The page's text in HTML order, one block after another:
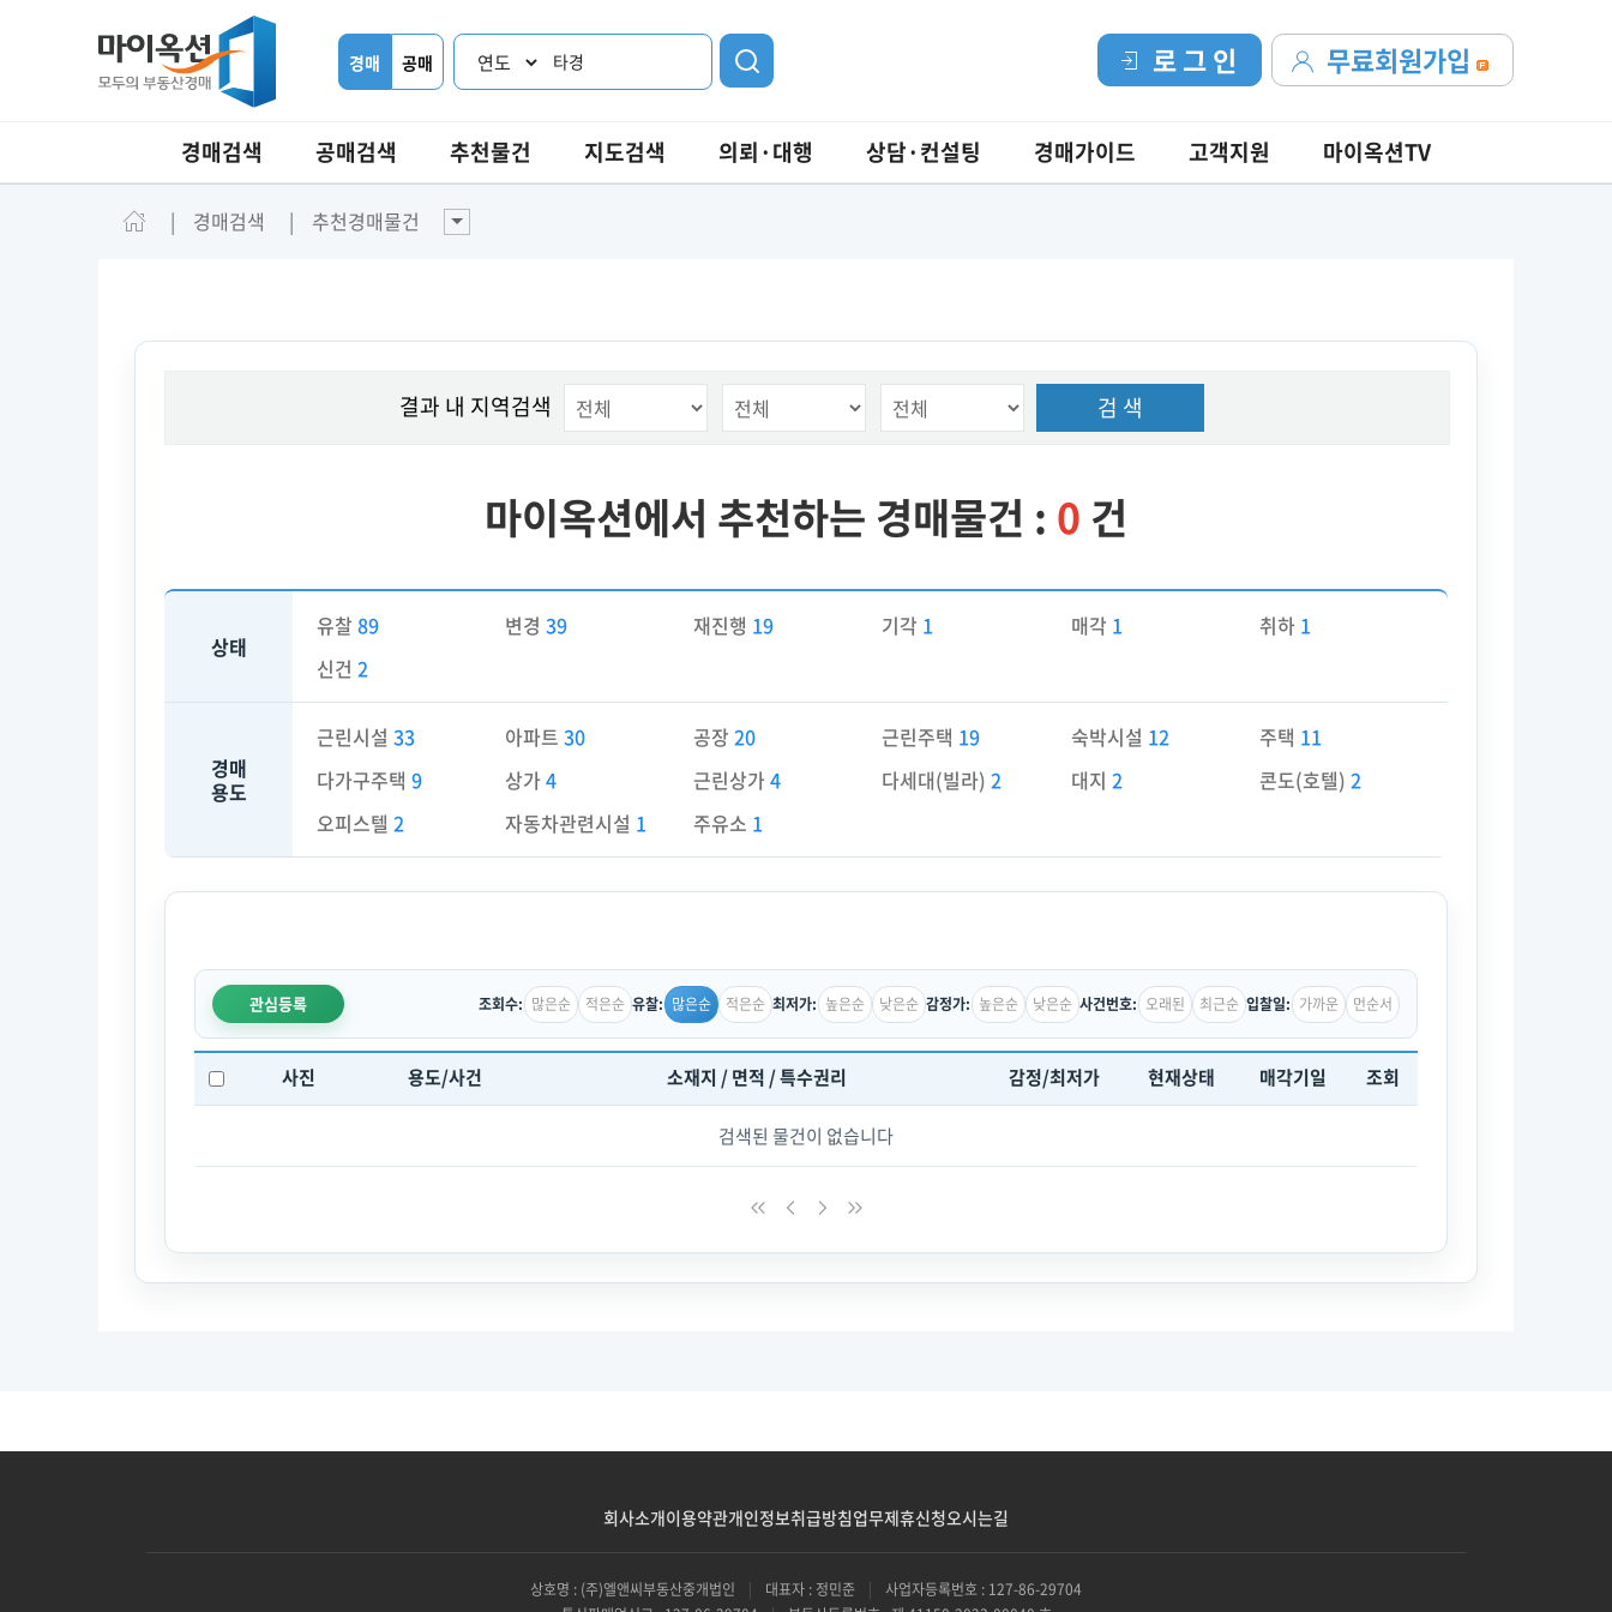
경매 공매 타경 무료회원가입
로 그 인
경매검색 공매검색 추천물건 지도검색 의뢰·대행 상담·컨설팅 경매가이드 고객지원 마이옥션TV
경매검색 추천경매물건
결과 내 지역검색 검 색
마이옥션에서 추천하는 경매물건 : 0 건
상태
유찰 89 변경39 재진행 19 기각 1 매각 1 취하 1
신건 2
경매
용도
근린시설 33 아파트30 공장20 근린주택 19 숙박시설 12 주택 11
다가구주택 9 상가4 근린상가4 다세대(빌라)2 대지 2 콘도(호텔) 2
오피스텔 2 자동차관련시설 1 주유소 1
관심등록 조회수: 많은순 적은순 유찰: 많은순 적은순 최저가: 높은순 낮은순 감정가: 높은순 낮은순 사건번호: 오래된 최근순 입찰일: 가까운 먼순서
사진 용도/사건 소재지 / 면적 / 특수권리 감정/최저가 현재상태 매각기일 조회
검색된 물건이 없습니다
회사소개이용약관개인정보취급방침업무제휴신청오시는길
상호명 : (주)엘앤씨부동산중개법인 | 대표자 : 정민준 |
사업자등록번호 : 127-86-29704